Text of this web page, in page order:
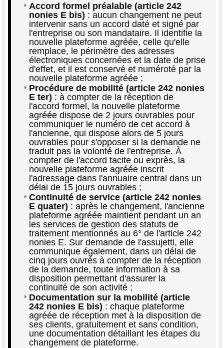
Accord formel préalable (article 242
nonies E bis) : aucun changement ne peut
intervenir sans un accord daté et signé par
l'entreprise ou son mandataire. Il identifie la
nouvelle plateforme agréée, celle qu'elle
remplace, le périmètre des adresses
électroniques concernées et la date de prise
d'effet, et il est conservé et numéroté par la
nouvelle plateforme agréée ;
Procédure de mobilité (article 242 nonies
E ter) : à compter de la réception de
l'accord formel, la nouvelle plateforme
agréée dispose de 2 jours ouvrables pour
communiquer le numéro de cet accord à
l'ancienne, qui dispose alors de 5 jours
ouvrables pour s'opposer si la demande ne
traduit pas la volonté de l'entreprise. À
compter de l'accord tacite ou exprès, la
nouvelle plateforme agréée inscrit
l'adressage dans l'annuaire central dans un
délai de 15 jours ouvrables ;
Continuité de service (article 242 nonies
E quater) : après le changement, l'ancienne
plateforme agréée maintient pendant un an
les services de gestion des statuts de
traitement mentionnés au 6° de l'article 242
nonies E. Sur demande de l'assujetti, elle
communique également, dans un délai de
cinq jours ouvrés à compter de la réception
de la demande, toute information à sa
disposition permettant d'assurer la
continuité de son activité ;
Documentation sur la mobilité (article
242 nonies E bis) : chaque plateforme
agréée de réception met à la disposition de
ses clients, gratuitement et sans condition,
une documentation détaillant les étapes du
changement de plateforme.